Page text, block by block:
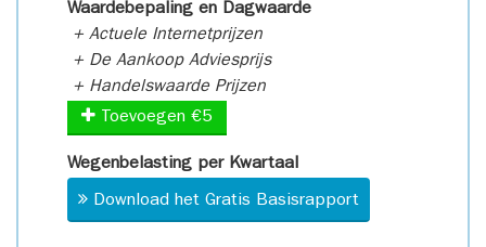
Waardebepaling en Dagwaarde
+ Actuele Internetprijzen
+ De Aankoop Adviesprijs
+ Handelswaarde Prijzen
Toevoegen €5
Wegenbelasting per Kwartaal
Download het Gratis Basisrapport